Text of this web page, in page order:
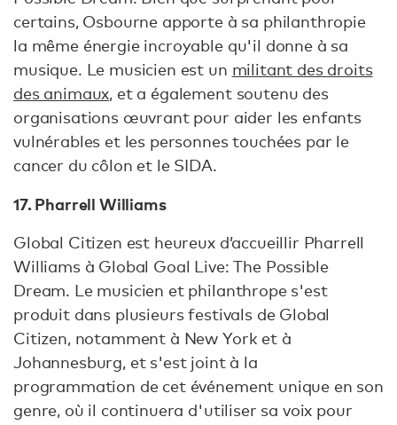
certains, Osbourne apporte à sa philanthropie
la même énergie incroyable qu'il donne à sa
musique. Le musicien est un militant des droits
des animaux, et a également soutenu des
organisations œuvrant pour aider les enfants
vulnérables et les personnes touchées par le
cancer du côlon et le SIDA.
17. Pharrell Williams
Global Citizen est heureux d’accueillir Pharrell
Williams à Global Goal Live: The Possible
Dream. Le musicien et philanthrope s'est
produit dans plusieurs festivals de Global
Citizen, notamment à New York et à
Johannesburg, et s'est joint à la
programmation de cet événement unique en son
genre, où il continuera d'utiliser sa voix pour